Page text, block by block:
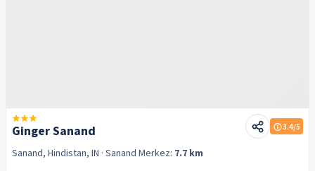
Ginger Sanand 3.4/5
Sanand, Hindistan, IN · Sanand Merkez: 7.7 km